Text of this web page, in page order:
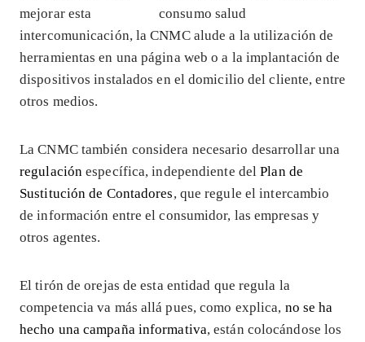
mejorar esta
intercomunicación, la CNMC alude a la utilización de
herramientas en una página web o a la implantación de
dispositivos instalados en el domicilio del cliente, entre
otros medios.
La CNMC también considera necesario desarrollar una
regulación específica, independiente delPlan de
Sustitución de Contadores, que regule el intercambio
de información entre el consumidor, las empresas y
otros agentes.
El tirón de orejas de esta entidad que regula la
competencia va más allá pues, como explica, no se ha
hecho una campaña informativa, están colocándose los